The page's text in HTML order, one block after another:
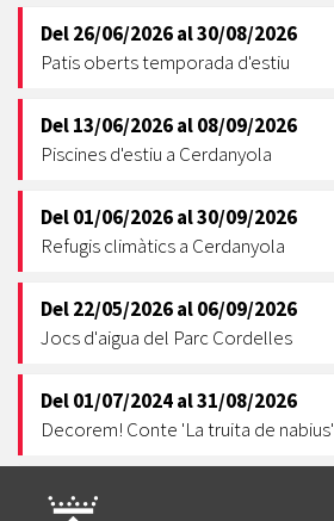
Del26/06/2026al30/08/2026
Patis oberts temporada d'estiu
Del13/06/2026al08/09/2026
Piscines d'estiu a Cerdanyola
Del01/06/2026al30/09/2026
Refugis climàtics a Cerdanyola
Del22/05/2026al06/09/2026
Jocs d'aigua del Parc Cordelles
Del01/07/2024al31/08/2026
Decorem! Conte 'La truita de nabius'